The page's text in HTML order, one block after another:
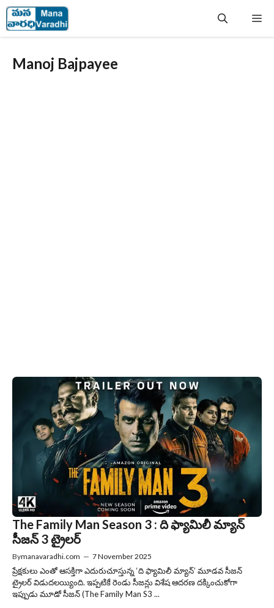
Skip
to
content
Manoj Bajpayee
The Family Man Season 3 : ది ఫ్యామిలీ మ్యాన్
సీజన్ 3 ట్రైలర్
Bymanavaradhi.com — 7 November 2025
ప్రేక్షకులు ఎంతో ఆసక్తిగా ఎదురుచూస్తున్న ‘ది ఫ్యామిలీ మ్యాన్’ మూడవ సీజన్
ట్రైలర్ విడుదలయ్యింది. ఇప్పటికే రెండు సీజన్లు విశేష ఆదరణ దక్కించుకోగా
ఇప్పుడు మూడో సీజన్ (The Family Man S3 ...